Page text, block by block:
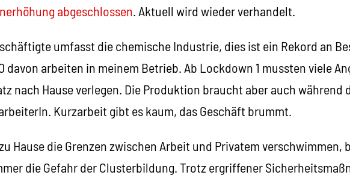
abgeschlossen. Aktuell wird wieder verhandelt.
umfasst die chemische Industrie, dies ist ein Rekord an
davon arbeiten in meinem Betrieb. Ab Lockdown 1 mussten viele
nach Hause verlegen. Die Produktion braucht aber auch während
Kurzarbeit gibt es kaum, das Geschäft brummt.
Hause die Grenzen zwischen Arbeit und Privatem verschwimmen,
die Gefahr der Clusterbildung. Trotz ergriffener